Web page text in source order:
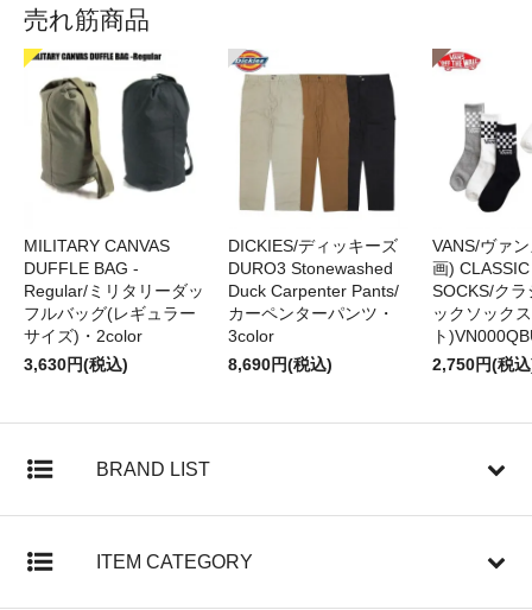
売れ筋商品
MILITARY CANVAS
DUFFLE BAG -
Regular/ミリタリーダッ
フルバッグ(レギュラー
サイズ)・2color
3,630円(税込)
DICKIES/ディッキーズ
DURO3 Stonewashed
Duck Carpenter Pants/
カーペンターパンツ・
3color
8,690円(税込)
VANS/ヴァ
画)
SOCKS/ク
ックソック
ト
2,750円(税
BRAND LIST
ITEM CATEGORY